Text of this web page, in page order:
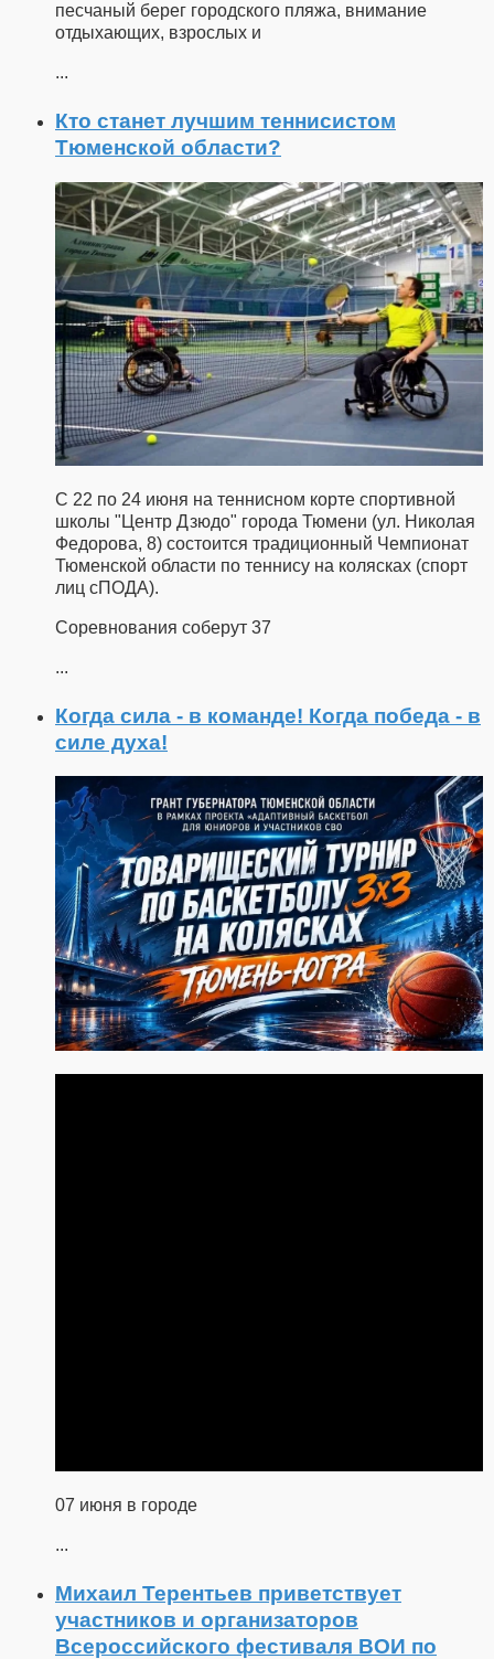
песчаный берег городского пляжа, внимание
отдыхающих, взрослых и
...
Кто станет лучшим теннисистом
Тюменской области?
С 22 по 24 июня на теннисном корте спортивной
школы "Центр Дзюдо" города Тюмени (ул. Николая
Федорова, 8) состоится традиционный Чемпионат
Тюменской области по теннису на колясках (спорт
лиц сПОДА).
Соревнования соберут 37
...
Когда сила - в команде! Когда победа - в
силе духа!
07 июня в городе
...
Михаил Терентьев приветствует
участников и организаторов
Всероссийского фестиваля ВОИ по